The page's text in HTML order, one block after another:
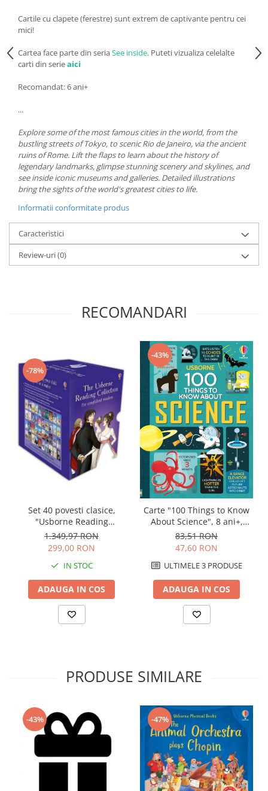
Cartile cu clapete (ferestre) sunt extrem de captivante pentru cei
mici!
Cartea face parte din seriaSee inside. Puteti vizualiza celelalte
carti din serieaici
Recomandat: 6 ani+
...
Explore some of the most famous cities in the world, from the
bustling streets of Tokyo, to scenic Rio de Janeiro, via the ancient
ruins of Rome. Lift the flaps to learn about the history of
legendary landmarks, glimpse stunning scenery and skylines, and
see inside iconic museums and galleries. Detailed illustrations
bring the sights of the world's greatest cities to life.
Informatii conformitate produs
Caracteristici
Review-uri(0)
RECOMANDARI
-78%
Set 40 povesti clasice,
"Usborne Reading
Collection for Confident
Readers", Usborne
1.349,97 RON
299,00 RON
IN STOC
ADAUGA IN COS
-43%
Carte "100 Things to Know
About Science", 8 ani+,
Usborne
83,51 RON
47,60 RON
ULTIMELE 3 PRODUSE
ADAUGA IN COS
PRODUSE SIMILARE
-43% -47%